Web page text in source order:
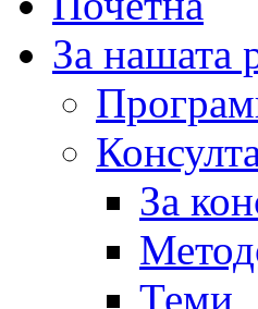
За нашата
За
Теми